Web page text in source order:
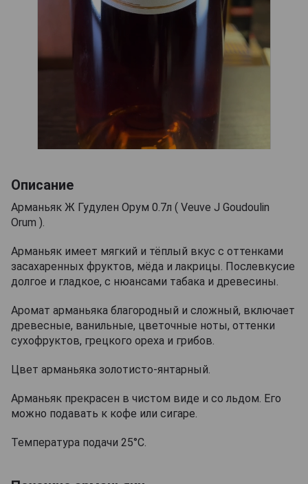
Описание
Арманьяк Ж Гудулен Орум 0.7л ( Veuve J Goudoulin
Orum ).
Арманьяк имеет мягкий и тёплый вкус с оттенками
засахаренных фруктов, мёда и лакрицы. Послевкусие
долгое и гладкое, с нюансами табака и древесины.
Аромат арманьяка благородный и сложный, включает
древесные, ванильные, цветочные ноты, оттенки
сухофруктов, грецкого ореха и грибов.
Цвет арманьяка золотисто-янтарный.
Арманьяк прекрасен в чистом виде и со льдом. Его
можно подавать к кофе или сигаре.
Температура подачи 25°С.